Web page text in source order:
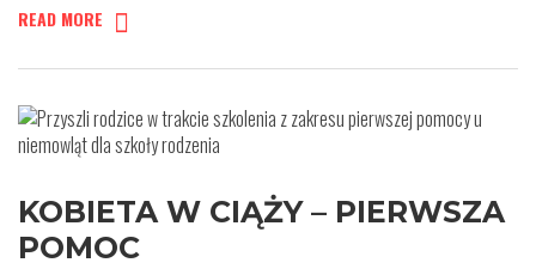
READ MORE
KOBIETA W CIĄŻY – PIERWSZA
POMOC